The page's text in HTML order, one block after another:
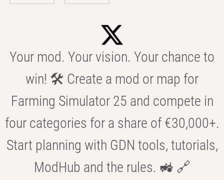
Your mod. Your vision. Your chance to
win! 🛠️ Create a mod or map for
Farming Simulator 25 and compete in
four categories for a share of €30,000+.
Start planning with GDN tools, tutorials,
ModHub and the rules. 🚜 🔗